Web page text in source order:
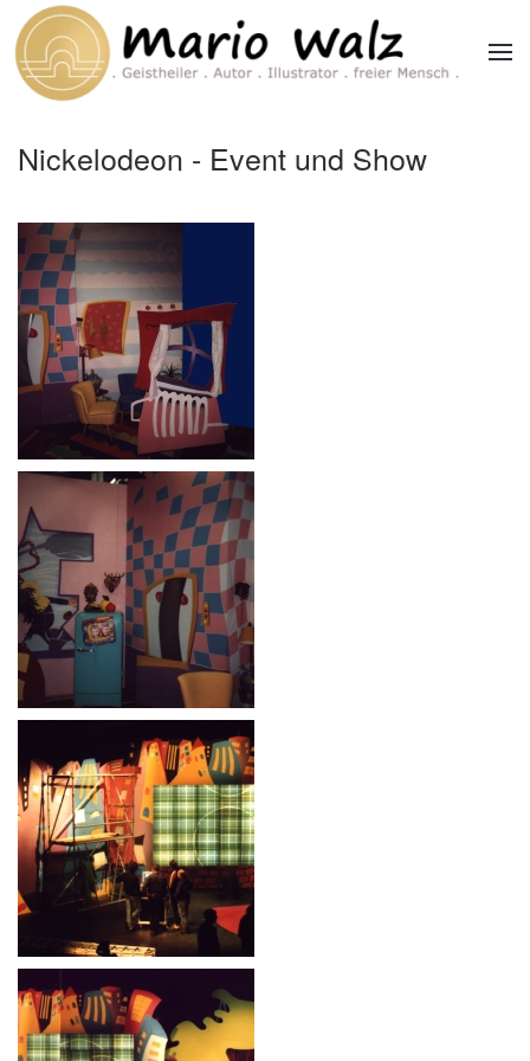
Zum Hauptinhalt springen
Nickelodeon - Event und Show